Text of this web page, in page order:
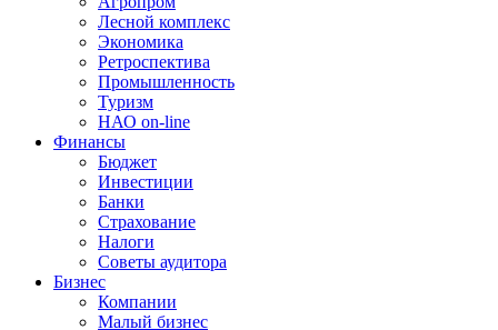
Лесной комплекс
Экономика
Ретроспектива
Промышленность
Туризм
НАО on-line
Финансы
Бюджет
Инвестиции
Банки
Страхование
Налоги
Советы аудитора
Бизнес
Компании
Малый бизнес